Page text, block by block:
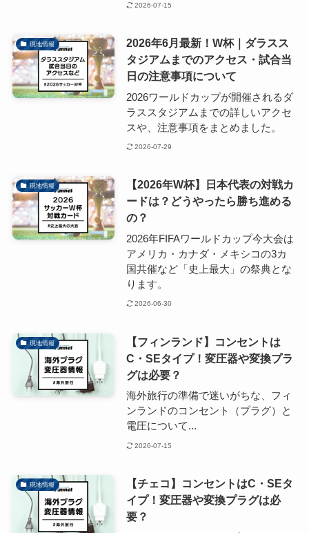
2026-07-15
現地情報
2026年6月最新！W杯｜ダラスス
タジアムまでのアクセス・試合当
日の注意事項について
2026ワールドカップが開催されるダ
ラススタジアムまでの詳しいアクセ
スや、注意事項をまとめました。
2026-07-29
現地情報
【2026年W杯】日本代表の対戦カ
ードは？どうやったら勝ち進める
の？
2026年FIFAワールドカップ今大会は
アメリカ・カナダ・メキシコの3カ
国共催など「史上最大」の祭典とな
ります。
2026-06-30
現地情報
【フィンランド】コンセントは
C・SEタイプ！変圧器や変換プラ
グは必要？
海外旅行の準備で迷いがちな、フィ
ンランドのコンセント（プラグ）と
電圧について...
2026-07-15
現地情報
【チェコ】コンセントはC・SEタ
イプ！変圧器や変換プラグは必
要？